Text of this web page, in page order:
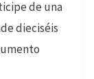
de una
dieciséis